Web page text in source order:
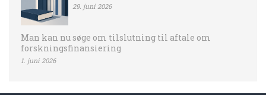
29. juni 2026
Man kan nu søge om tilslutning til aftale om
forskningsfinansiering
1. juni 2026